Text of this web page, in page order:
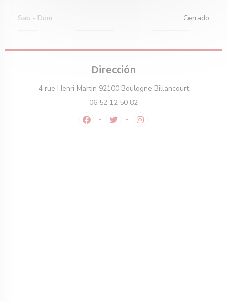
Sab - Dom Cerrado
Dirección
4 rue Henri Martin 92100 Boulogne Billancourt((abre en
06 52 12 50 82
Facebook ((abre en una nueva ventana))
Twitter ((abre en una nueva
Instagram ((abre en una